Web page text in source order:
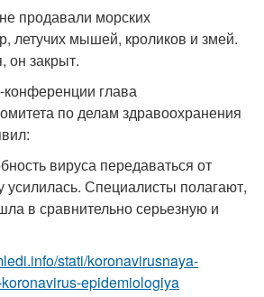
продавали морских
летучих мышей, кроликов и змей.
он закрыт.
глава
по делам здравоохранения
вируса передаваться от
усилилась. Специалисты полагают,
в сравнительно серьезную и
stati/koronavirusnaya-
epidemiologiya